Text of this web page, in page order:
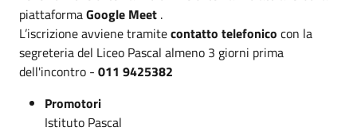
piattaformaGoogle Meet .
L’iscrizione avviene tramitecontatto telefonico con la
segreteria del Liceo Pascal almeno 3 giorni prima
dell'incontro - 011 9425382
Promotori
Istituto Pascal